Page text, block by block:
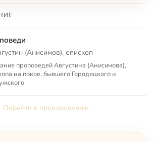
(Анисимов), епископ
проповедей Августина (Анисимова),
на покое, бывшего Городецкого и
Перейти к произведению